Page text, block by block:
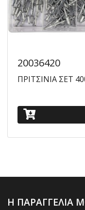
20036420
ΠΡΙΤΣΙΝΙΑ ΣΕΤ
Η ΠΑΡΑΓΓΕΛΙΑ